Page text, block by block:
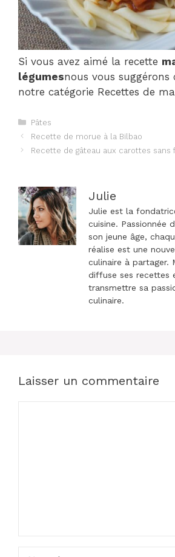
Si vous avez aimé la recette
légumesnous vous suggérons
notre catégorie Recettes de
Catégories
Pâtes
Navigation
des
Recette de morue à la Bilbao
Recette de gâteau aux carottes sans
Julie
Julie est la
cuisine. Passionnée
son jeune âge,
réalise est une
culinaire à partager.
diffuse ses recettes
transmettre sa
culinaire.
Laisser un commentaire